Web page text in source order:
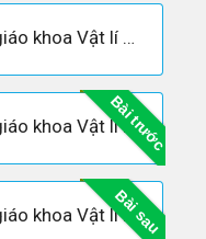
Giải câu 3 Trang 67 - Sách giáo khoa Vật lí 12
Bài trước
Giải câu 4 Trang 70 - Sách giáo khoa Vật lí 12
Bài sau
Giải câu 6 Trang 72 - Sách giáo khoa Vật lí 12